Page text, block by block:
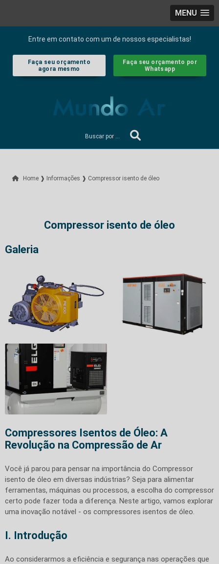
MENU
Entre em contato com um de nossos especialistas!
Faça seu orçamento
agora mesmo
Faça seu orçamento por
Whatsapp
Home ❱ Informações ❱ Compressor isento de óleo
Compressor isento de óleo
Galeria
Compressores Isentos de Óleo: A
Revolução na Compressão de Ar
Você já parou para pensar na importância do Compressor
isento de óleo em diversas indústrias? Seja para alimentar
ferramentas, máquinas ou processos, a escolha do compressor
certo pode fazer toda a diferença. Neste artigo, vamos explorar
uma inovação notável - os compressores isentos de óleo.
I. Introdução
Ao considerarmos a eficiência e segurança nas operações que